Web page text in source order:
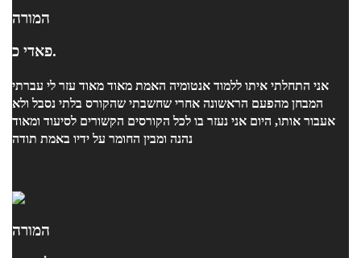
המורה
פאדי כ.
אני התחלתי איתו ללמוד אנטומיה האמת מאוד מאוד עזר לי עברתי
המבחן מהפעם הראשונה אחרי שחשבתי שהקורס בלתי נסבל ולא
אעבור אותו, היום אני נעזר בו לכל הקורסים הקשורים לסיעוד ומאוד
נהנה ומבין החומר על ידיו באמת תודה
המורה